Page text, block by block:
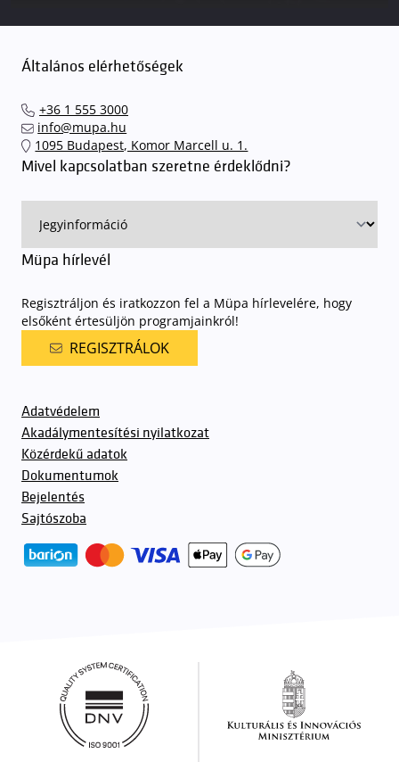
Általános elérhetőségek
+36 1 555 3000
info@mupa.hu
1095 Budapest, Komor Marcell u. 1.
Mivel kapcsolatban szeretne érdeklődni?
Müpa hírlevél
Regisztráljon és iratkozzon fel a Müpa hírlevelére, hogy
elsőként értesüljön programjainkról!
REGISZTRÁLOK
Adatvédelem
Akadálymentesítési nyilatkozat
Közérdekű adatok
Dokumentumok
Bejelentés
Sajtószoba